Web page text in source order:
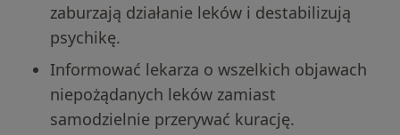
zaburzają działanie leków i destabilizują
psychikę.
Informować lekarza o wszelkich objawach
niepożądanych leków zamiast
samodzielnie przerywać kurację.